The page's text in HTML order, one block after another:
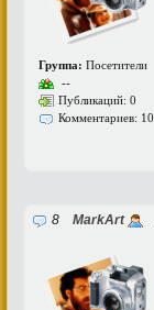
Группа: Посетители
--
Публикаций: 0
Комментариев: 10
8 MarkArt